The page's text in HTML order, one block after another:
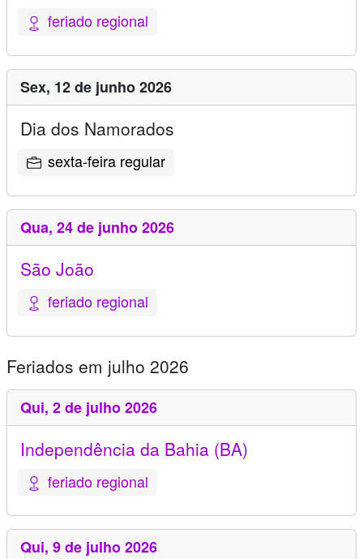
feriado regional
Sex, 12 de junho 2026
Dia dos Namorados
sexta-feira regular
Qua, 24 de junho 2026
São João
feriado regional
Feriados em julho 2026
Qui, 2 de julho 2026
Independência da Bahia (BA)
feriado regional
Qui, 9 de julho 2026